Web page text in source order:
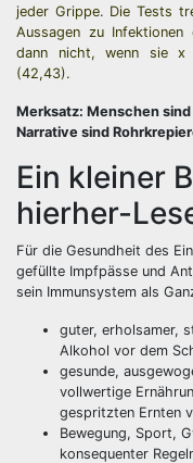
jeder Grippe. Die Tests
Aussagen zu
dann nicht, wenn sie x
(42,43).
Merksatz: Menschen
Narrative sind
Ein kleiner
hierher-
Für die Gesundheit des
gefüllte Impfpässe und
sein Immunsystem als
guter, erholsamer,
Alkohol vor dem
gesunde,
vollwertige
gespritzten Ernten
Bewegung, Sport,
konsequenter